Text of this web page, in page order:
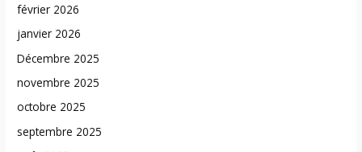
février 2026
janvier 2026
Décembre 2025
novembre 2025
octobre 2025
septembre 2025